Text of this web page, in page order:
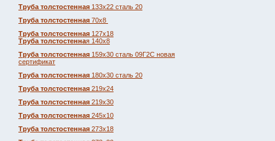
Труба толстостенная 133х22 сталь 20
Труба толстостенная 70х8
Труба толстостенная 127х18
Труба толстостенная 140х8
Труба толстостенная 159х30 сталь 09Г2С новая
сертификат
Труба толстостенная 180х30 сталь 20
Труба толстостенная 219х24
Труба толстостенная 219х30
Труба толстостенная 245х10
Труба толстостенная 273х18